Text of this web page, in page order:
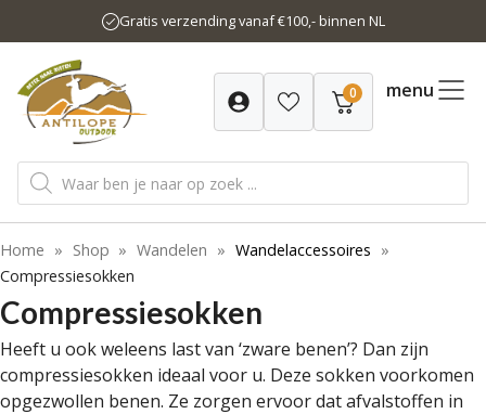
naar
inhoud
Gratis verzending vanaf €100,- binnen NL
0 menu
Producten
zoeken
Home » Shop » Wandelen » Wandelaccessoires »
Compressiesokken
Compressiesokken
Heeft u ook weleens last van ‘zware benen’? Dan zijn
compressiesokken ideaal voor u. Deze sokken voorkomen
opgezwollen benen. Ze zorgen ervoor dat afvalstoffen in